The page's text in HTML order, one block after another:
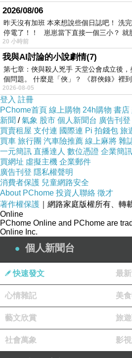
台大潘子明專利NTU101菌株
由出生三天的東方嬰兒腸道篩
耐胃酸、耐膽鹽
每包含60億活菌
【HCW】臺大技轉NTU101乳酸菌
包)
【HCW】臺大技轉NTU101乳酸菌
包)哪裡買最便宜.心得
行李箱/旅遊用品
分享推薦.好用.推薦.
優缺點比較
慢慢跑快快瘦
2026/08/06
昨天沒有加班 本來想說些個日誌吧！ 洗
停電了！！ 崽崽當下直接一個三小？ 就
20 小時前
我與AI討論的小說劇情(7)
第七章：俠與殺人兇手 天堂公會成立後
個問題。 什麼是「俠」？ 《群俠錄》裡
2026-08-05
登入 註冊
PChome首頁 線上購物 24h購物 書店
新聞 /氣象 股市 個人新聞台 廣告刊登
買賣租屋 支付連 國際連 Pi 拍錢包 旅
買車 旅行團 汽車險推薦 線上麻將 雜
一元簡訊 直播達人 數位憑證 企業簡訊
買網址 虛擬主機 企業郵件
廣告刊登 隱私權聲明
消費者保護 兒童網路安全
About PChome 投資人聯絡 徵才
著作權保護 ｜網路家庭版權所有、轉
Online
PChome Online and PChome are
Online Inc.
個人新聞台
快速發文 最
心情雜記 美
藝文欣賞 旅
社會萬象 影